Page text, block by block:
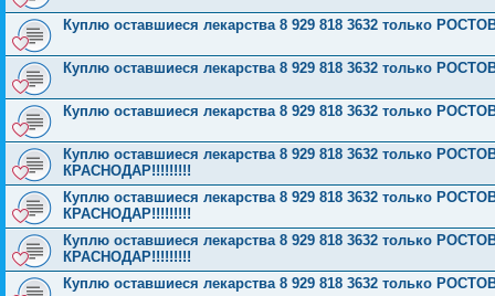
Куплю оставшиеся лекарства 8 929 818 3632 только
Куплю оставшиеся лекарства 8 929 818 3632 только
Куплю оставшиеся лекарства 8 929 818 3632 только
Куплю оставшиеся лекарства 8 929 818 3632 только
КРАСНОДАР!!!!!!!!!
Куплю оставшиеся лекарства 8 929 818 3632 только
КРАСНОДАР!!!!!!!!!
Куплю оставшиеся лекарства 8 929 818 3632 только
КРАСНОДАР!!!!!!!!!
Куплю оставшиеся лекарства 8 929 818 3632 только